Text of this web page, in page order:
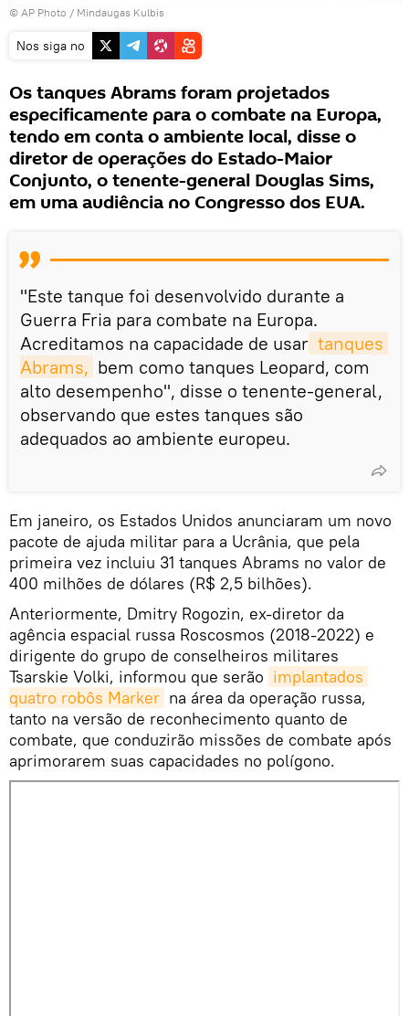
© AP Photo / Mindaugas Kulbis
Nos siga no
Os tanques Abrams foram projetados
especificamente para o combate na Europa,
tendo em conta o ambiente local, disse o
diretor de operações do Estado-Maior
Conjunto, o tenente-general Douglas Sims,
em uma audiência no Congresso dos EUA.
"Este tanque foi desenvolvido durante a
Guerra Fria para combate na Europa.
Acreditamos na capacidade de usar tanques
Abrams, bem como tanques Leopard, com
alto desempenho", disse o tenente-general,
observando que estes tanques são
adequados ao ambiente europeu.
Em janeiro, os Estados Unidos anunciaram um novo
pacote de ajuda militar para a Ucrânia, que pela
primeira vez incluiu 31 tanques Abrams no valor de
400 milhões de dólares (R$ 2,5 bilhões).
Anteriormente, Dmitry Rogozin, ex-diretor da
agência espacial russa Roscosmos (2018-2022) e
dirigente do grupo de conselheiros militares
Tsarskie Volki, informou que serão implantados
quatro robôs Marker na área da operação russa,
tanto na versão de reconhecimento quanto de
combate, que conduzirão missões de combate após
aprimorarem suas capacidades no polígono.